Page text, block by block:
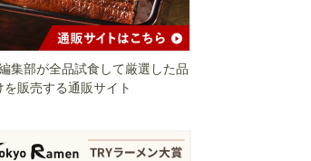
集部が全品試食して厳選した品
を販売する通販サイト